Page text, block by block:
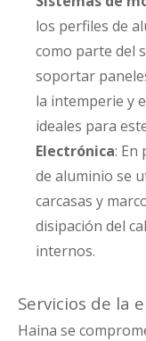
los perfiles de
como parte del
soportar
la intemperie y
ideales para
Electrónica: En
de aluminio se
carcasas y
disipación del
internos.
Servicios de la
Haina se